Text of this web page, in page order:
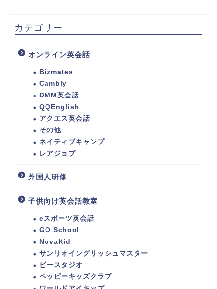
カテゴリー
オンライン英会話
Bizmates
Cambly
DMM英会話
QQEnglish
アクエス英会話
その他
ネイティブキャンプ
レアジョブ
外国人研修
子供向け英会話教室
eスポーツ英会話
GO School
NovaKid
サンリオイングリッシュマスター
ビースタジオ
ペッピーキッズクラブ